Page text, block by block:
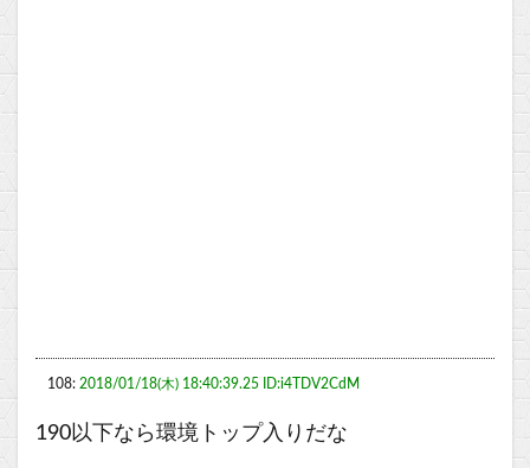
108: 2018/01/18(木) 18:40:39.25 ID:i4TDV2CdM
190以下なら環境トップ入りだな